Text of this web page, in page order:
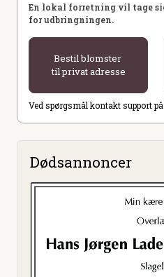
En lokal forretning vil tage
for udbringningen.
Bestil blomster
til privat adresse
Ved spørgsmål kontakt support
Dødsannoncer